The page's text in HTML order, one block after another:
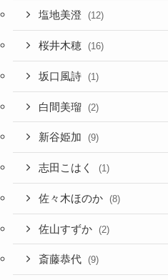
塩地美澄 (12)
桜井木穂 (16)
坂口風詩 (1)
白間美瑠 (2)
新谷姫加 (9)
志田こはく (1)
佐々木ほのか (8)
佐山すずか (2)
斎藤恭代 (9)